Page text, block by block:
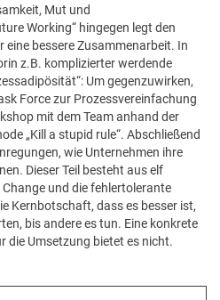
Mut und
Working“ hingegen legt den
bessere Zusammenarbeit. In
z.B. komplizierter werdende
Um gegenzuwirken,
Force zur Prozessvereinfachung
mit dem Team anhand der
„Kill a stupid rule“. Abschließend
wie Unternehmen ihre
Dieser Teil besteht aus elf
und die fehlertolerante
Kernbotschaft, dass es besser ist,
bis andere es tun. Eine konkrete
Umsetzung bietet es nicht.